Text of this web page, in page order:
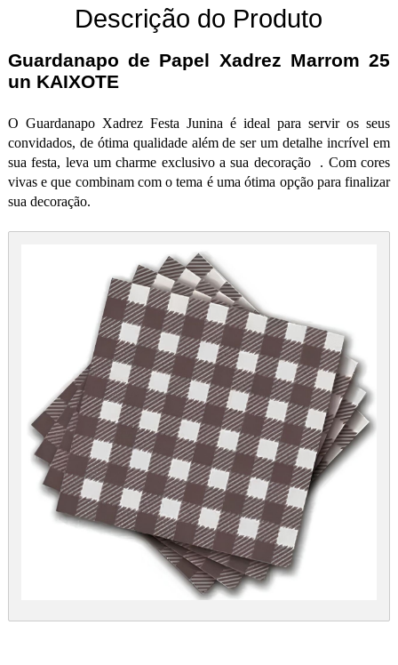
Descrição do Produto
Guardanapo de Papel Xadrez Marrom 25
un KAIXOTE
O Guardanapo Xadrez Festa Junina é ideal para servir os seus
convidados, de ótima qualidade além de ser um detalhe incrível em
sua festa, leva um charme exclusivo a sua decoração . Com cores
vivas e que combinam com o tema é uma ótima opção para finalizar
sua decoração.